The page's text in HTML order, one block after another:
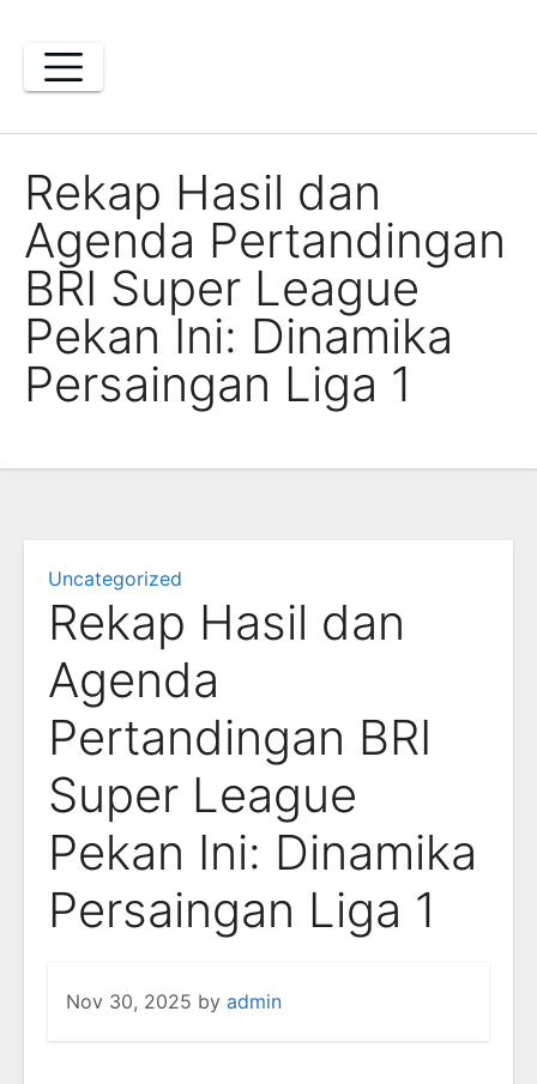
content
Rekap Hasil dan
Agenda Pertandingan
BRI Super League
Pekan Ini: Dinamika
Persaingan Liga 1
Uncategorized
Rekap Hasil dan
Agenda
Pertandingan BRI
Super League
Pekan Ini: Dinamika
Persaingan Liga 1
Nov 30, 2025 by admin